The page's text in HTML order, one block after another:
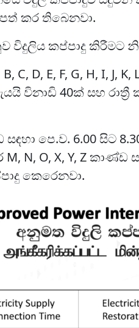
පත් කර තිබෙනවා.
විදුලිය කප්පාදු කිරීමට
C, D, E, F, G, H, I, J,
විනාඩි 40ක් සහ
පෙ.ව. 6.00 සිට
N, O, X, Y, Z කාණ්ඩ
කෙරෙනවා.